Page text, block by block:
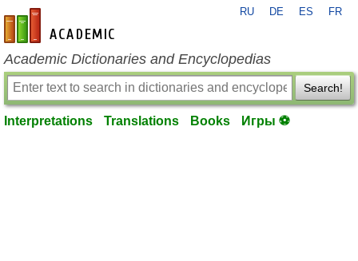
en-academic.com
RU DE ES FR
Academic Dictionaries and Encyclopedias
Search!
Interpretations Translations Books Игры ⚽